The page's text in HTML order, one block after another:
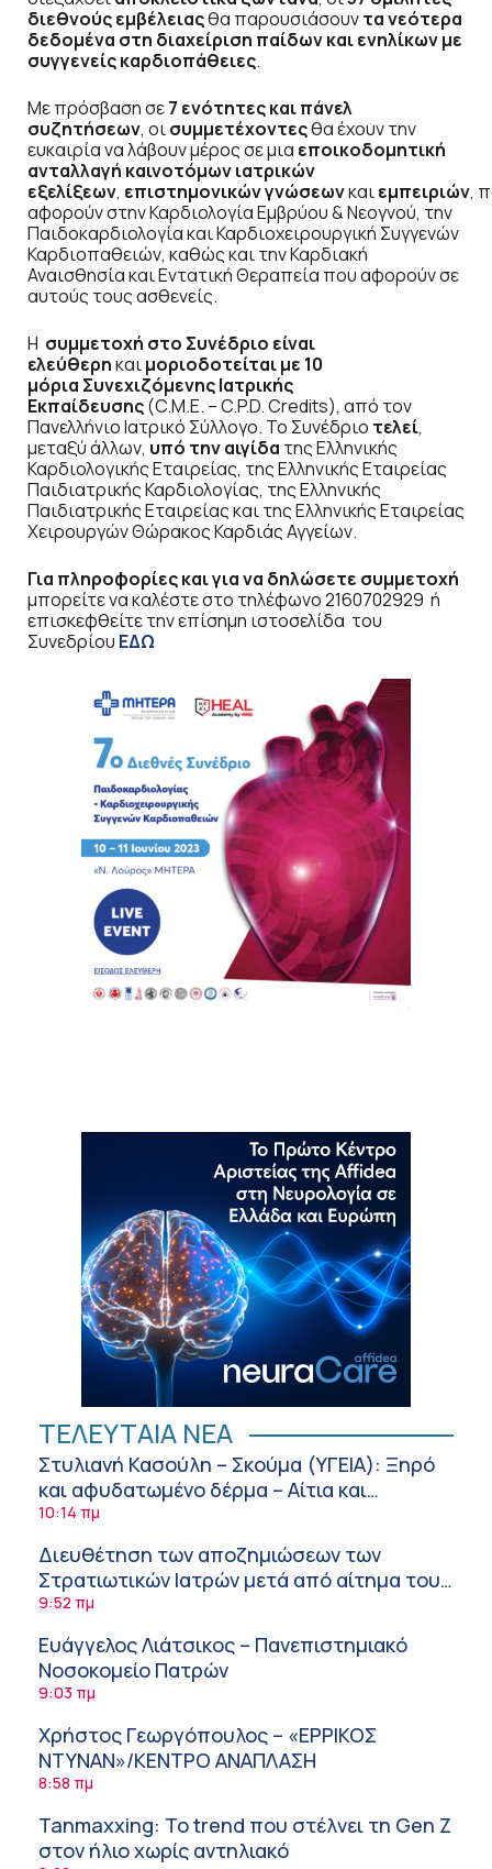
διεθνούς εμβέλειαςθα παρουσιάσουντα νεότερα
δεδομένα στη διαχείριση παίδων και ενηλίκων με
συγγενείς καρδιοπάθειες.
Με πρόσβαση σε7 ενότητες και πάνελ
συζητήσεων, οισυμμετέχοντεςθα έχουν την
ευκαιρία να λάβουν μέρος σε μια εποικοδομητική
ανταλλαγή καινοτόμων ιατρικών
εξελίξεων, επιστημονικώνγνώσεωνκαιεμπειριών,
αφορούν στην Καρδιολογία Εμβρύου & Νεογνού, την
Παιδοκαρδιολογία και Καρδιοχειρουργική Συγγενών
Καρδιοπαθειών, καθώς και την Καρδιακή
Αναισθησία και Εντατική Θεραπεία που αφορούν σε
αυτούς τους ασθενείς.
Η συμμετοχή στο Συνέδριο είναι
ελεύθερηκαιμοριοδοτείται με 10
μόρια Συνεχιζόμενης Ιατρικής
Εκπαίδευσης(C.M.E. – C.P.D. Credits), από τον
Πανελλήνιο Ιατρικό Σύλλογο. Το Συνέδριο τελεί,
μεταξύ άλλων, υπό την αιγίδα της Ελληνικής
Καρδιολογικής Εταιρείας, της Ελληνικής Εταιρείας
Παιδιατρικής Καρδιολογίας, της Ελληνικής
Παιδιατρικής Εταιρείας και της Ελληνικής Εταιρείας
Χειρουργών Θώρακος Καρδιάς Αγγείων.
Για πληροφορίες και για να δηλώσετε συμμετοχή
μπορείτε να καλέστε στο τηλέφωνο 2160702929 ή
επισκεφθείτε την επίσημη ιστοσελίδα του
Συνεδρίου ΕΔΩ
ΤΕΛΕΥΤΑΙΑ ΝΕΑ
Στυλιανή Κασούλη – Σκούμα (ΥΓΕΙΑ): Ξηρό
και αφυδατωμένο δέρμα – Αίτια και
αντιμετώπιση
10:14 πμ
Διευθέτηση των αποζημιώσεων των
Στρατιωτικών Ιατρών μετά από αίτημα του
ΙΣΑ
9:52 πμ
Ευάγγελος Λιάτσικος – Πανεπιστημιακό
Νοσοκομείο Πατρών
9:03 πμ
Χρήστος Γεωργόπουλος – «ΕΡΡΙΚΟΣ
ΝΤΥΝΑΝ»/ΚΕΝΤΡΟ ΑΝΑΠΛΑΣΗ
8:58 πμ
Tanmaxxing: To trend που στέλνει τη Gen Z
στον ήλιο χωρίς αντηλιακό